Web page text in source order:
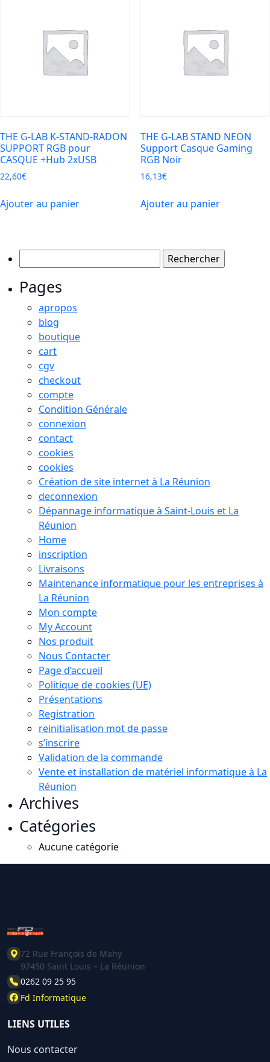
THE G-LAB K-STAND-RADON
SUPPORT RGB pour
CASQUE +Hub 2xUSB
22,60€
Ajouter au panier
THE G-LAB STAND NEON
Support Casque Gaming
RGB Noir
16,13€
Ajouter au panier
Pages
apropos
blog
boutique
cart
cgv
checkout
compte
Condition Générale
connexion
contact
cookies
cookies
Création de site internet à La Réunion
deconnexion
Dépannage informatique à Saint-Louis et La
Réunion
Home
inscription
Livraisons
Maintenance informatique pour les entreprises à
La Réunion
Mon compte
My Account
Nos produit
Nous Contacter
Page d’accueil
Politique de cookies (UE)
Présentations
Registration
reinitialisation mot de passe
s’inscrire
Validation de la commande
Vente et installation de matériel informatique à La
Réunion
Archives
Catégories
Aucune catégorie
72 Rue François de Mahy
97450 Saint Louis – La Réunion
0262 09 25 95
Fd Informatique
LIENS UTILES
Nous contacter